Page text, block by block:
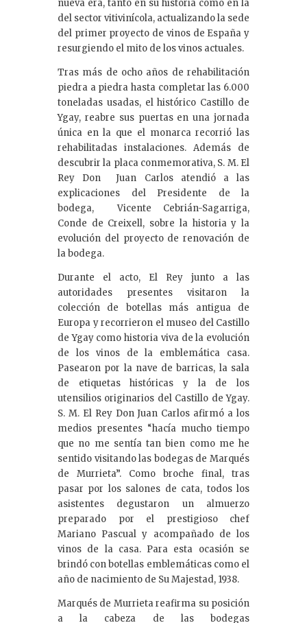
nueva era, tanto en su historia como en la
del sector vitivinícola, actualizando la sede
del primer proyecto de vinos de España y
resurgiendo el mito de los vinos actuales.
Tras más de ocho años de rehabilitación
piedra a piedra hasta completar las 6.000
toneladas usadas, el histórico Castillo de
Ygay, reabre sus puertas en una jornada
única en la que el monarca recorrió las
rehabilitadas instalaciones. Además de
descubrir la placa conmemorativa, S. M. El
Rey Don Juan Carlos atendió a las
explicaciones del Presidente de la
bodega, Vicente Cebrián-Sagarriga,
Conde de Creixell, sobre la historia y la
evolución del proyecto de renovación de
la bodega.
Durante el acto, El Rey junto a las
autoridades presentes visitaron la
colección de botellas más antigua de
Europa y recorrieron el museo del Castillo
de Ygay como historia viva de la evolución
de los vinos de la emblemática casa.
Pasearon por la nave de barricas, la sala
de etiquetas históricas y la de los
utensilios originarios del Castillo de Ygay.
S. M. El Rey Don Juan Carlos afirmó a los
medios presentes “hacía mucho tiempo
que no me sentía tan bien como me he
sentido visitando las bodegas de Marqués
de Murrieta”. Como broche final, tras
pasar por los salones de cata, todos los
asistentes degustaron un almuerzo
preparado por el prestigioso chef
Mariano Pascual y acompañado de los
vinos de la casa. Para esta ocasión se
brindó con botellas emblemáticas como el
año de nacimiento de Su Majestad, 1938.
Marqués de Murrieta reafirma su posición
a la cabeza de las bodegas